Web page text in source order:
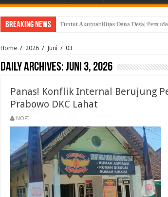
Breaking News Tuntut Akuntabilitas Dana Desa,
Home / 2026 / Juni / 03
Daily Archives:Juni 3, 2026
Panas! Konflik Internal Berujung
Prabowo DKC Lahat
NOPI